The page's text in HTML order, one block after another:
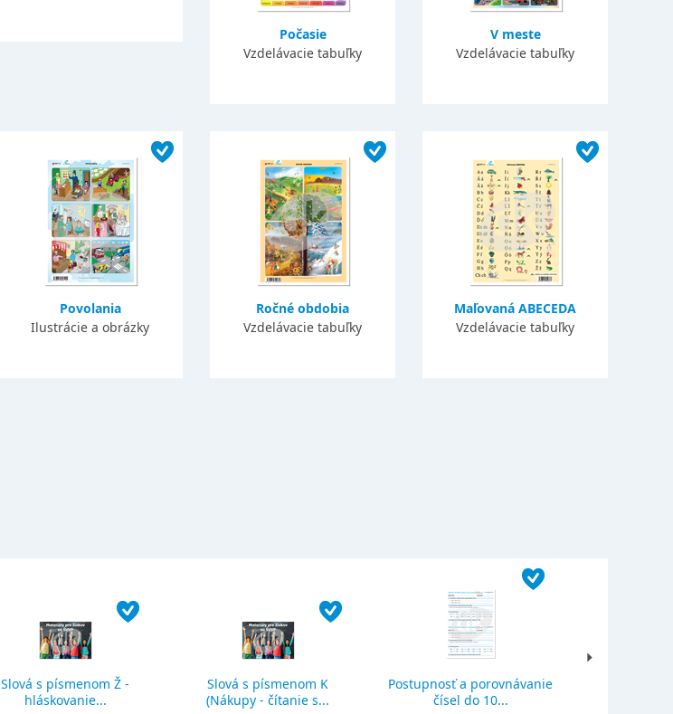
Počasie
Vzdelávacie tabuľky
V meste
Vzdelávacie tabuľky
Povolania
Ilustrácie a obrázky
Ročné obdobia
Vzdelávacie tabuľky
Maľovaná ABECEDA
Vzdelávacie tabuľky
Slová s písmenom Ž -
hláskovanie...
Slová s písmenom K
(Nákupy - čítanie s...
Postupnosť a porovnávanie
čísel do 10...